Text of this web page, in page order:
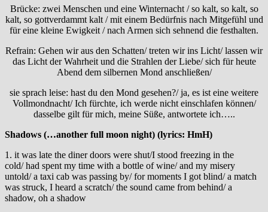
Brücke: zwei Menschen und eine Winternacht / so kalt, so kalt, so
kalt, so gottverdammt kalt / mit einem Bedürfnis nach Mitgefühl und
für eine kleine Ewigkeit / nach Armen sich sehnend die festhalten.
Refrain: Gehen wir aus den Schatten/ treten wir ins Licht/ lassen wir
das Licht der Wahrheit und die Strahlen der Liebe/ sich für heute
Abend dem silbernen Mond anschließen/
sie sprach leise: hast du den Mond gesehen?/ ja, es ist eine weitere
Vollmondnacht/ Ich fürchte, ich werde nicht einschlafen können/
dasselbe gilt für mich, meine Süße, antwortete ich…..
Shadows (…another full moon night) (lyrics: HmH)
1. it was late the diner doors were shut/I stood freezing in the
cold/ had spent my time with a bottle of wine/ and my misery
untold/ a taxi cab was passing by/ for moments I got blind/ a match
was struck, I heard a scratch/ the sound came from behind/ a
shadow, oh a shadow